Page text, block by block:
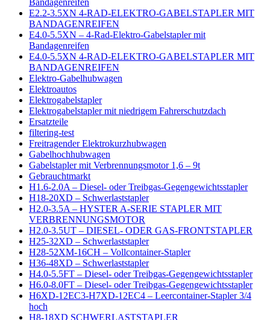
Bandagenreifen
E2.2-3.5XN 4-RAD-ELEKTRO-GABELSTAPLER MIT
BANDAGENREIFEN
E4.0-5.5XN – 4-Rad-Elektro-Gabelstapler mit
Bandagenreifen
E4.0-5.5XN 4-RAD-ELEKTRO-GABELSTAPLER MIT
BANDAGENREIFEN
Elektro-Gabelhubwagen
Elektroautos
Elektrogabelstapler
Elektrogabelstapler mit niedrigem Fahrerschutzdach
Ersatzteile
filtering-test
Freitragender Elektrokurzhubwagen
Gabelhochhubwagen
Gabelstapler mit Verbrennungsmotor 1,6 – 9t
Gebrauchtmarkt
H1.6-2.0A – Diesel- oder Treibgas-Gegengewichtsstapler
H18-20XD – Schwerlaststapler
H2.0-3.5A – HYSTER A-SERIE STAPLER MIT
VERBRENNUNGSMOTOR
H2.0-3.5UT – DIESEL- ODER GAS-FRONTSTAPLER
H25-32XD – Schwerlaststapler
H28-52XM-16CH – Vollcontainer-Stapler
H36-48XD – Schwerlaststapler
H4.0-5.5FT – Diesel- oder Treibgas-Gegengewichtsstapler
H6.0-8.0FT – Diesel- oder Treibgas-Gegengewichtsstapler
H6XD-12EC3-H7XD-12EC4 – Leercontainer-Stapler 3/4
hoch
H8-18XD SCHWERLASTSTAPLER